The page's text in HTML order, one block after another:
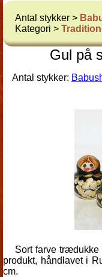
Antal stykker >
Kategori >
Gul på
Antal stykker:
Sort farve trædukke
produkt, håndlavet i
cm.